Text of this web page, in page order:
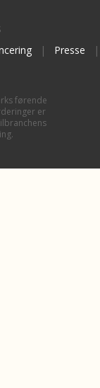
| Presse
|
førende
er